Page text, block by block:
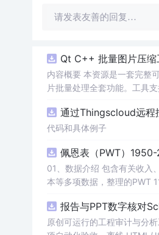
请发表友善的回复…
Qt C++ 批量图片压缩
内容概要 本资源是一套完整
片批量处理全套功能。工具
示压缩效果。 适用人群 Qt/
设计、自媒体从业者； 想要
QImage 缩放保存、QSlider
式导入图片：手动多选单张
块调节 JPG 压缩质量 0~100
数、成功数量、单张大小对
习。 其他说明 开发环境：
通过Thingscloud远程
代码和具体例子
佩恩表（PWT）
01、数据介绍 包含有关收入、产出、投入和生产率的相对水平信息，涵盖1950-2023年各国GDP、汇率、TFP、CPI指数、人口、人力资
报告与PPT数字核对
原创可运行的工程审计与分